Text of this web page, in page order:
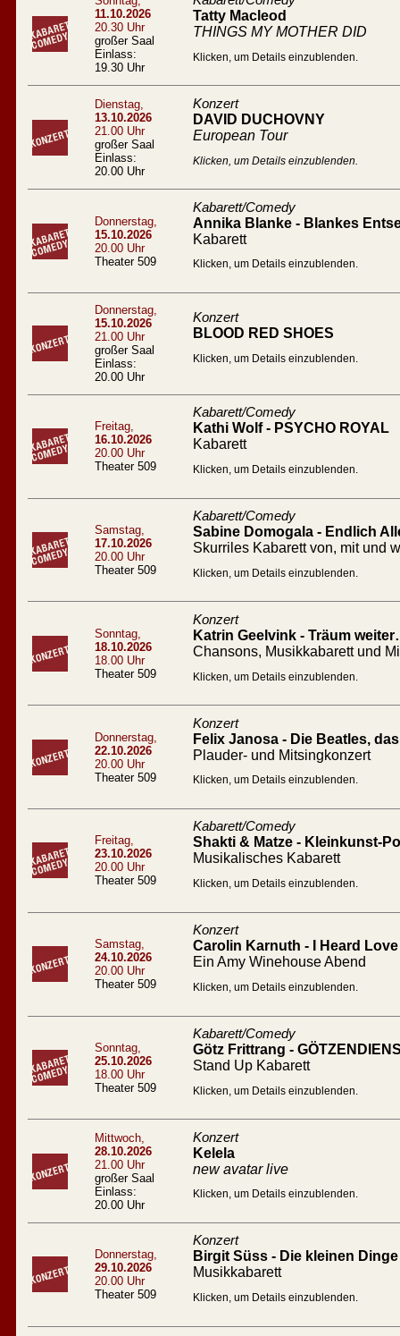
11.10.2026
20.30 Uhr
großer Saal
Einlass:
19.30 Uhr
Tatty Macleod
THINGS MY MOTHER DID
Klicken, um Details einzublenden.
Dienstag,
13.10.2026
21.00 Uhr
großer Saal
Einlass:
20.00 Uhr
Konzert
DAVID DUCHOVNY
European Tour
Klicken, um Details einzublenden.
Donnerstag,
15.10.2026
20.00 Uhr
Theater 509
Kabarett/Comedy
Annika Blanke - Blankes
Kabarett
Klicken, um Details einzublenden.
Donnerstag,
15.10.2026
21.00 Uhr
großer Saal
Einlass:
20.00 Uhr
Konzert
BLOOD RED SHOES
Klicken, um Details einzublenden.
Freitag,
16.10.2026
20.00 Uhr
Theater 509
Kabarett/Comedy
Kathi Wolf - PSYCHO ROYAL
Kabarett
Klicken, um Details einzublenden.
Samstag,
17.10.2026
20.00 Uhr
Theater 509
Kabarett/Comedy
Sabine Domogala - Endlich
Skurriles Kabarett von, mit und
Klicken, um Details einzublenden.
Sonntag,
18.10.2026
18.00 Uhr
Theater 509
Konzert
Katrin Geelvink - Träum
Chansons, Musikkabarett und
Klicken, um Details einzublenden.
Donnerstag,
22.10.2026
20.00 Uhr
Theater 509
Konzert
Felix Janosa - Die Beatles,
Plauder- und Mitsingkonzert
Klicken, um Details einzublenden.
Freitag,
23.10.2026
20.00 Uhr
Theater 509
Kabarett/Comedy
Shakti & Matze - Kleinkunst-
Musikalisches Kabarett
Klicken, um Details einzublenden.
Samstag,
24.10.2026
20.00 Uhr
Theater 509
Konzert
Carolin Karnuth - I Heard
Ein Amy Winehouse Abend
Klicken, um Details einzublenden.
Sonntag,
25.10.2026
18.00 Uhr
Theater 509
Kabarett/Comedy
Götz Frittrang -
Stand Up Kabarett
Klicken, um Details einzublenden.
Mittwoch,
28.10.2026
21.00 Uhr
großer Saal
Einlass:
20.00 Uhr
Konzert
Kelela
new avatar live
Klicken, um Details einzublenden.
Donnerstag,
29.10.2026
20.00 Uhr
Theater 509
Konzert
Birgit Süss - Die kleinen Dinge
Musikkabarett
Klicken, um Details einzublenden.